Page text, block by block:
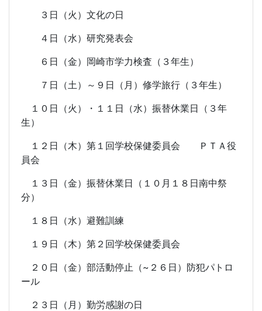
３日（火）文化の日
４日（水）研究発表会
６日（金）岡崎市学力検査（３年生）
７日（土）～９日（月）修学旅行（３年生）
１０日（火）・１１日（水）振替休業日（３年
生）
１２日（木）第１回学校保健委員会 ＰＴＡ役
員会
１３日（金）振替休業日（１０月１８日南中祭
分）
１８日（水）避難訓練
１９日（木）第２回学校保健委員会
２０日（金）部活動停止（~２６日）防犯パトロ
ール
２３日（月）勤労感謝の日